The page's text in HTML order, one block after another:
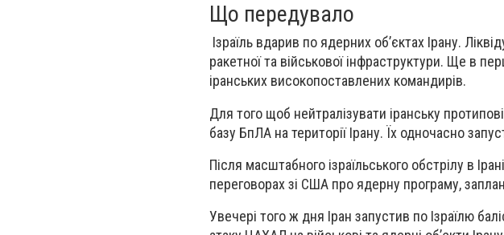
Що передувало
Ізраїль вдарив по ядерних об’єктах Ірану.
ракетної та військової інфраструктури. Ще в
іранських високопоставлених командирів.
Для того щоб нейтралізувати іранську
базу БпЛА на території Ірану. Їх одночасно
Після масштабного ізраїльського обстрілу в
переговорах зі США про ядерну програму,
Увечері того ж дня Іран запустив по Ізраїлю